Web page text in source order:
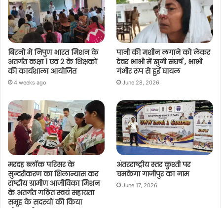
बिरनो में निपुण भारत मिशन के
अंतर्गत कक्षा 1 एवं 2 के शिक्षकों
की कार्यशाला आयोजित
4 weeks ago
पानी की मशीन लगाने को लेकर
देवर भाभी में खुनी संघर्ष , भाभी
गंभीर रूप से हुई घायल
June 28, 2026
मरदह ब्लॉक परिसर के
सुन्दरीकरण का शिलान्यास कर
राष्ट्रीय ग्रामीण आजीविका मिशन
के अंतर्गत गठित स्वयं सहायता
समूह के सदस्यों की किया
अंतरराष्ट्रीय स्तर कुश्ती पर
चमकेगा गाजीपुर का नाम
June 17, 2026